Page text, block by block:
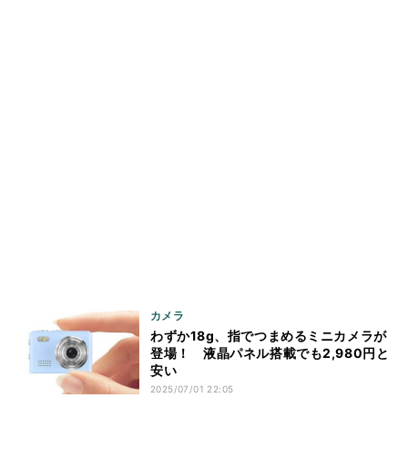
カメラ
わずか18g、指でつまめるミニカメラが
登場！ 液晶パネル搭載でも2,980円と
安い
2025/07/01 22:05